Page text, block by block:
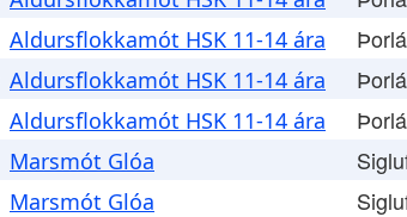
Aldursflokkamót HSK 11-14 ára
Aldursflokkamót HSK 11-14 ára
Aldursflokkamót HSK 11-14 ára
Marsmót Glóa
Marsmót Glóa